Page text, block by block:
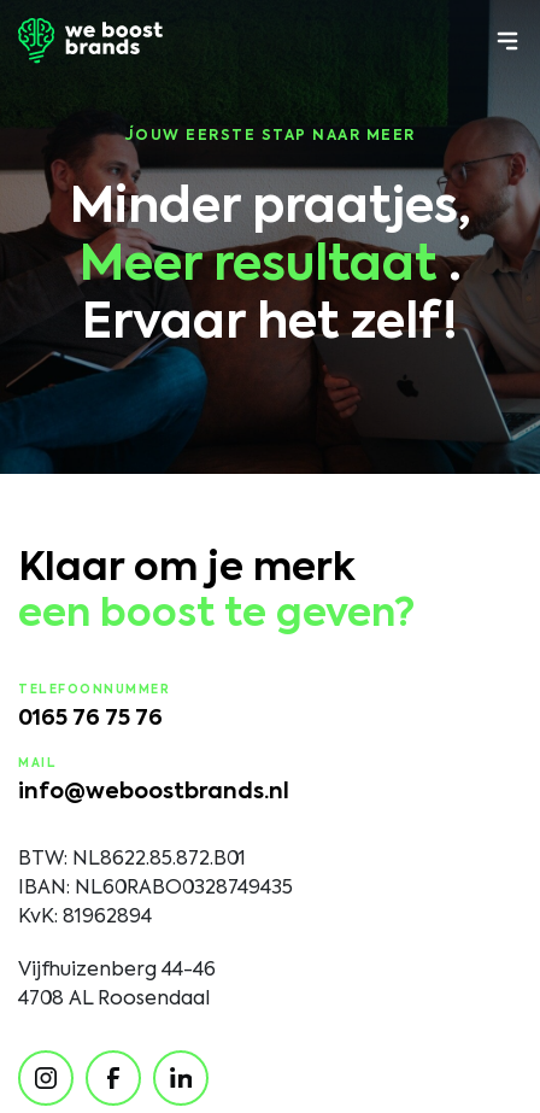
JOUW EERSTE STAP NAAR MEER
Minder praatjes,
Meer resultaat.
Ervaar het zelf!
Klaar om je merk
een boost te geven?
TELEFOONNUMMER
0165 76 75 76
MAIL
info@weboostbrands.nl
BTW: NL8622.85.872.B01
IBAN: NL60RABO0328749435
KvK: 81962894
Vijfhuizenberg 44-46
4708 AL Roosendaal